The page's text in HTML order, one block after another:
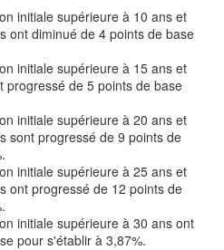
initiale supérieure à 10 ans et
ont diminué de 4 points de base
initiale supérieure à 15 ans et
progressé de 5 points de base
initiale supérieure à 20 ans et
sont progressé de 9 points de
initiale supérieure à 25 ans et
ont progressé de 12 points de
initiale supérieure à 30 ans ont
pour s'établir à 3,87%.